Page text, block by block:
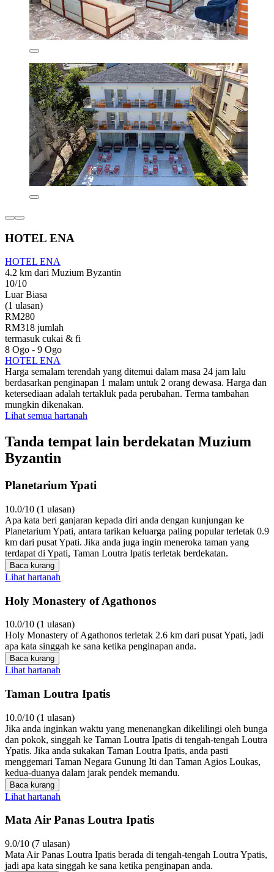
HOTEL ENA
HOTEL ENA
4.2 km dari Muzium Byzantin
10/10
Luar Biasa
(1 ulasan)
RM280
RM318 jumlah
termasuk cukai & fi
8 Ogo - 9 Ogo
HOTEL ENA
Harga semalam terendah yang ditemui dalam masa 24 jam lalu
berdasarkan penginapan 1 malam untuk 2 orang dewasa. Harga dan
ketersediaan adalah tertakluk pada perubahan. Terma tambahan
mungkin dikenakan.
Lihat semua hartanah
Tanda tempat lain berdekatan Muzium
Byzantin
Planetarium Ypati
10.0/10 (1 ulasan)
Apa kata beri ganjaran kepada diri anda dengan kunjungan ke
Planetarium Ypati, antara tarikan keluarga paling popular terletak 0.9
km dari pusat Ypati. Jika anda juga ingin meneroka taman yang
terdapat di Ypati, Taman Loutra Ipatis terletak berdekatan.
Baca kurang
Lihat hartanah
Holy Monastery of Agathonos
10.0/10 (1 ulasan)
Holy Monastery of Agathonos terletak 2.6 km dari pusat Ypati, jadi
apa kata singgah ke sana ketika penginapan anda.
Baca kurang
Lihat hartanah
Taman Loutra Ipatis
10.0/10 (1 ulasan)
Jika anda inginkan waktu yang menenangkan dikelilingi oleh bunga
dan pokok, singgah ke Taman Loutra Ipatis di tengah-tengah Loutra
Ypatis. Jika anda sukakan Taman Loutra Ipatis, anda pasti
menggemari Taman Negara Gunung Iti dan Taman Agios Loukas,
kedua-duanya dalam jarak pendek memandu.
Baca kurang
Lihat hartanah
Mata Air Panas Loutra Ipatis
9.0/10 (7 ulasan)
Mata Air Panas Loutra Ipatis berada di tengah-tengah Loutra Ypatis,
jadi apa kata singgah ke sana ketika penginapan anda.